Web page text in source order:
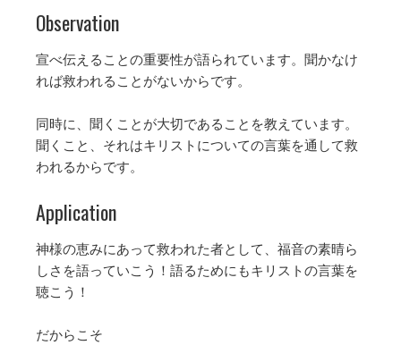
Observation
宣べ伝えることの重要性が語られています。聞かなけ
れば救われることがないからです。
同時に、聞くことが大切であることを教えています。
聞くこと、それはキリストについての言葉を通して救
われるからです。
Application
神様の恵みにあって救われた者として、福音の素晴ら
しさを語っていこう！語るためにもキリストの言葉を
聴こう！
だからこそ